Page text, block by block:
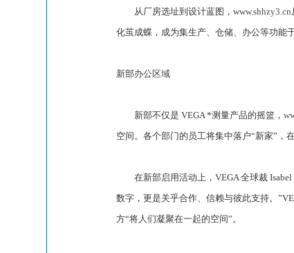
从厂房选址到设计蓝图， www.shhzy3.cn
化茧成蝶，成为集生产、仓储、办公等功能
新部办公区域
新部不仅是 VEGA *测量产品的摇篮，
空间。各个部门的员工将集中落户“新家”，
在新部启用活动上，VEGA 全球裁 Isabel
数字，更是关乎合作、信赖与彼此支持。
方“将人们凝聚在一起的空间”。